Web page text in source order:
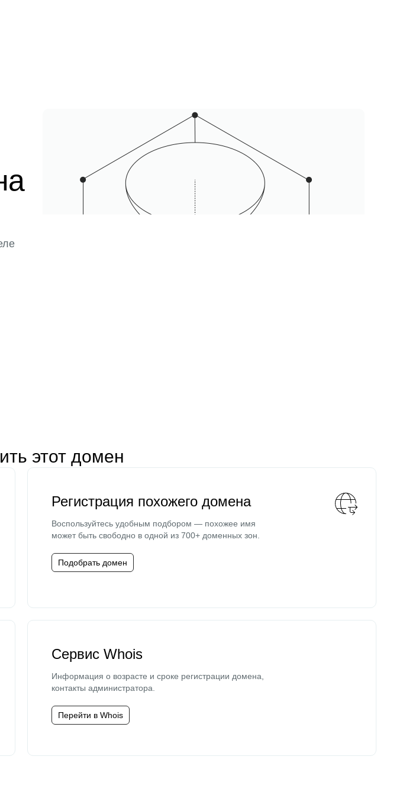
этот домен
Регистрация похожего домена
Воспользуйтесь удобным подбором — похожее имя
может быть свободно в одной из 700+ доменных зон.
Подобрать домен
Сервис Whois
Информация о возрасте и сроке регистрации домена,
контакты администратора.
Перейти в Whois